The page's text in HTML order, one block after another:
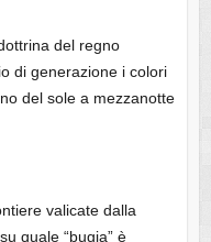
del regno
di generazione i colori
del sole a mezzanotte
valicate dalla
quale “bugia” è